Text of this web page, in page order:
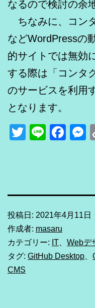
なるので検討の余
ちなみに、コン
などWordPressの
的サイトでは無効
する際は「コンタ
のサービスを利用
となります。
Twitter
Line
投稿日: 2021年4月11日
作成者: masaru
カテゴリー: IT、 Webデ
タグ: GitHub Desktop、
CMS